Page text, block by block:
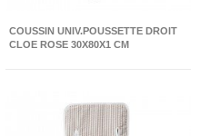
COUSSIN UNIV.POUSSETTE DROIT
CLOE ROSE 30X80X1 CM